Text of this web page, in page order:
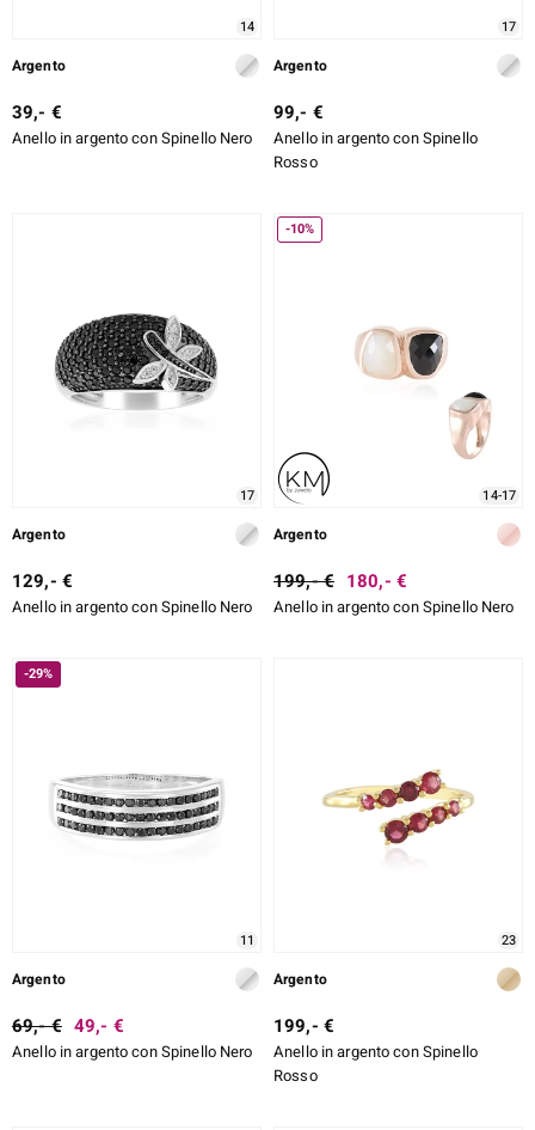
14
Argento
39,- €
Anello in argento con Spinello Nero
17
Argento
99,- €
Anello in argento con Spinello
Rosso
17
Argento
129,- €
Anello in argento con Spinello Nero
-10%
14-17
Argento
199,- € 180,- €
Anello in argento con Spinello Nero
-29%
11
Argento
69,- € 49,- €
Anello in argento con Spinello Nero
23
Argento
199,- €
Anello in argento con Spinello
Rosso